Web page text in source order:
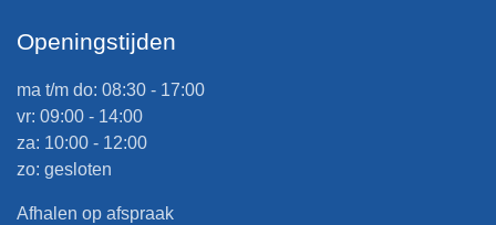
Openingstijden
ma t/m do: 08:30 - 17:00
vr: 09:00 - 14:00
za: 10:00 - 12:00
zo: gesloten
Afhalen op afspraak